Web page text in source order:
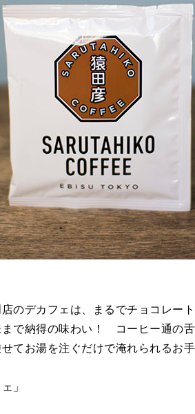
のデカフェは、まるでチョコレー
で納得の味わい！ コーヒー通の
てお湯を注ぐだけで淹れられるお
」